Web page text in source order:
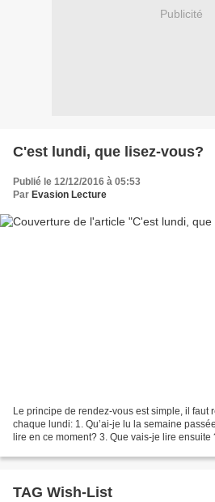
Publicité
C'est lundi, que lisez-vous?
Publié le 12/12/2016 à 05:53
Par Evasion Lecture
Le principe de rendez-vous est simple, il faut
chaque lundi: 1. Qu’ai-je lu la semaine
lire en ce moment? 3. Que vais-je lire
TAG Wish-List